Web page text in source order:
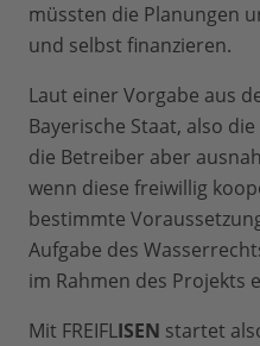
müssten die Planungen
und selbst finanzieren.
Laut einer Vorgabe aus
Bayerische Staat, also
die Betreiber aber
wenn diese freiwillig
bestimmte
Aufgabe des
im Rahmen des Projekts
Mit FREIFLISEN startet